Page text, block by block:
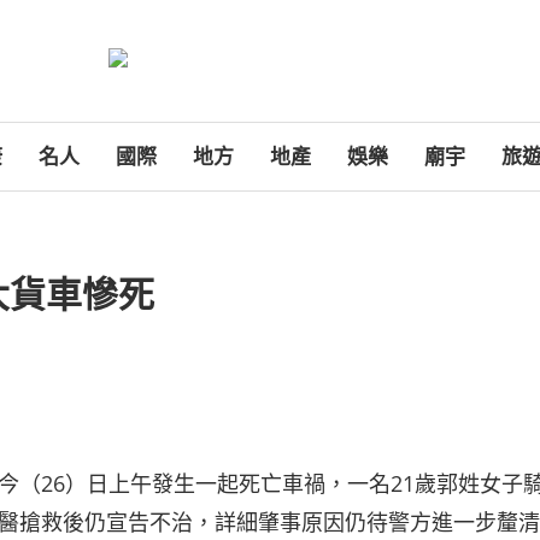
名人 國際 地方 地產 娛樂 廟宇 旅
車慘死
（26）日上午發生一起死亡車禍，一名21歲郭姓女子
搶救後仍宣告不治，詳細肇事原因仍待警方進一步釐